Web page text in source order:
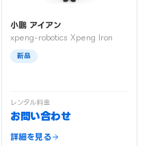
小鵬 アイアン
xpeng-robotics Xpeng Iron
新品
レンタル料金
お問い合わせ
詳細を見る